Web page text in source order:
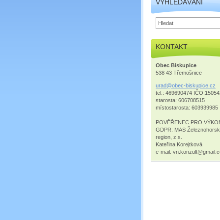
VYHLEDÁVÁNÍ
KONTAKT
Obec Biskupice
538 43 Třemošnice
urad@obec-biskupice.cz
tel.: 469690474
starosta: 606708515
místostarosta: 603939985
POVĚŘENEC PRO
GDPR: MAS
region, z.s.
Kateřina Korejtková
e-mail: